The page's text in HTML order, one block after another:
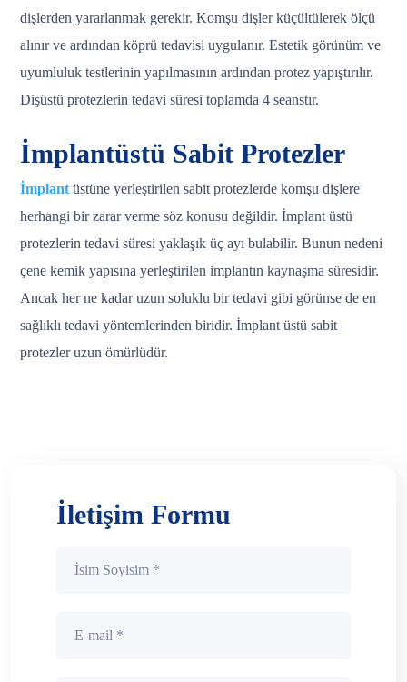
dişlerden yararlanmak gerekir. Komşu dişler küçültülerek ölçü
alınır ve ardından köprü tedavisi uygulanır. Estetik görünüm ve
uyumluluk testlerinin yapılmasının ardından protez yapıştırılır.
Dişüstü protezlerin tedavi süresi toplamda 4 seanstır.
İmplantüstü Sabit Protezler
İmplant üstüne yerleştirilen sabit protezlerde komşu dişlere
herhangi bir zarar verme söz konusu değildir. İmplant üstü
protezlerin tedavi süresi yaklaşık üç ayı bulabilir. Bunun nedeni
çene kemik yapısına yerleştirilen implantın kaynaşma süresidir.
Ancak her ne kadar uzun soluklu bir tedavi gibi görünse de en
sağlıklı tedavi yöntemlerinden biridir. İmplant üstü sabit
protezler uzun ömürlüdür.
İletişim Formu